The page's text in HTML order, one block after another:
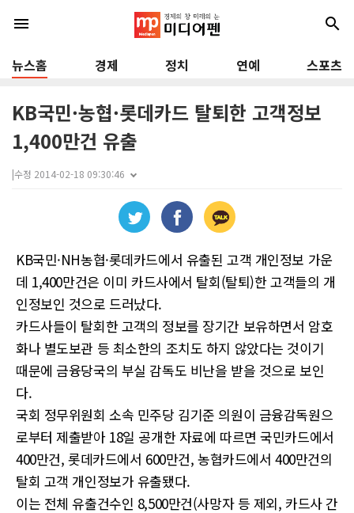
menu search
뉴스홈 경제 정치 연예 스포츠
KB국민·농협·롯데카드 탈퇴한 고객정보
1,400만건 유출
|수정 2014-02-18 09:30:46
KB국민·NH농협·롯데카드에서 유출된 고객 개인정보 가운
데 1,400만건은 이미 카드사에서 탈회(탈퇴)한 고객들의 개
인정보인 것으로 드러났다.
카드사들이 탈회한 고객의 정보를 장기간 보유하면서 암호
화나 별도보관 등 최소한의 조치도 하지 않았다는 것이기
때문에 금융당국의 부실 감독도 비난을 받을 것으로 보인
다.
국회 정무위원회 소속 민주당 김기준 의원이 금융감독원으
로부터 제출받아 18일 공개한 자료에 따르면 국민카드에서
400만건, 롯데카드에서 600만건, 농협카드에서 400만건의
탈회 고객 개인정보가 유출됐다.
이는 전체 유출건수인 8,500만건(사망자 등 제외, 카드사 간